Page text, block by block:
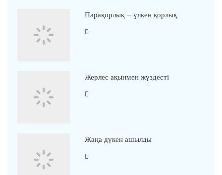
Парақорлық – үлкен қорлық
Жерлес ақынмен жүздесті
Жаңа дүкен ашылды